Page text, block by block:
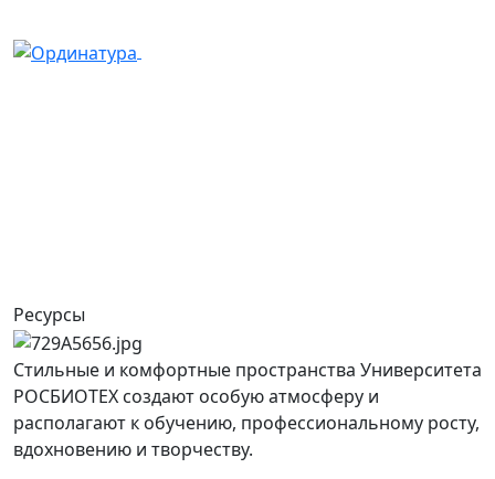
Ресурсы
Стильные и комфортные пространства Университета
РОСБИОТЕХ создают особую атмосферу и
располагают к обучению, профессиональному росту,
вдохновению и творчеству.